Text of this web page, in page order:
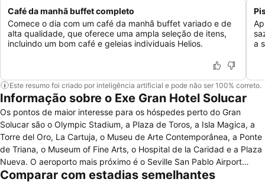
Café da manhã buffet completo
Comece o dia com um café da manhã buffet variado e de
alta qualidade, que oferece uma ampla seleção de itens,
incluindo um bom café e geleias individuais Helios.
a
Este resumo foi criado por inteligência artificial e pode não ser 100% correto.
Informação sobre o Exe Gran Hotel Solucar
Os pontos de maior interesse para os hóspedes perto do Gran
Solucar são o Olympic Stadium, a Plaza de Toros, a Isla Magica, a
Torre del Oro, La Cartuja, o Museu de Arte Contemporânea, a Ponte
de Triana, o Museum of Fine Arts, o Hospital de la Caridad e a Plaza
Nueva. O aeroporto mais próximo é o Seville San Pablo Airport
(SVQ). Os serviços do hotel incluem equipe multilíngue,
Comparar com estadias semelhantes